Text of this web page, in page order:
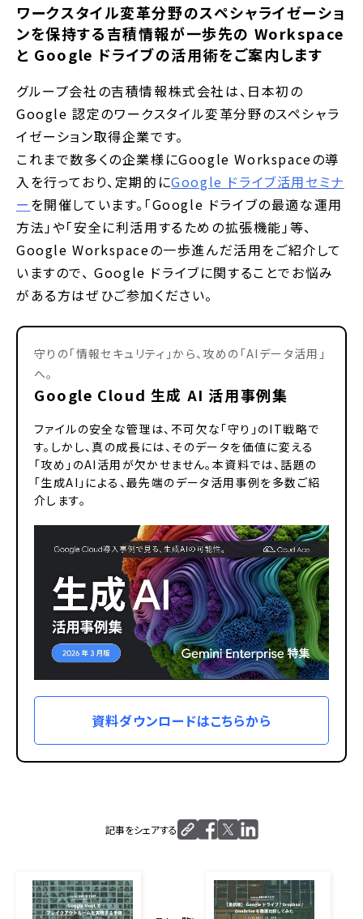
ワークスタイル変革分野のスペシャライゼーショ
ンを保持する吉積情報が一歩先の Workspace
と Google ドライブの活用術をご案内します
グループ会社の吉積情報株式会社は、日本初の
Google 認定のワークスタイル変革分野のスペシャラ
イゼーション取得企業です。
これまで数多くの企業様にGoogle Workspaceの導
入を行っており、定期的にGoogle ドライブ活用セミナ
ー を開催しています。「Google ドライブの最適な運用
方法」や「安全に利活用するための拡張機能」等、
Google Workspaceの一歩進んだ活用をご紹介して
いますので、 Google ドライブに関することでお悩み
がある方はぜひご参加ください。
守りの「情報セキュリティ」から、攻めの「AIデータ活用」
へ。
Google Cloud 生成 AI 活用事例集
ファイルの安全な管理は、不可欠な「守り」のIT戦略で
す。しかし、真の成長には、そのデータを価値に変える
「攻め」のAI活用が欠かせません。本資料では、話題の
「生成AI」による、最先端のデータ活用事例を多数ご紹
介します。
資料ダウンロードはこちらから
記事をシェアする